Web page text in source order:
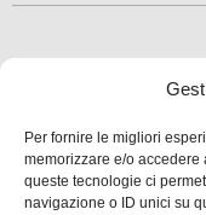
Per fornire le migliori
memorizzare e/o
queste tecnologie ci
navigazione o ID unici su
SERVIZI
INFORMAZIONI